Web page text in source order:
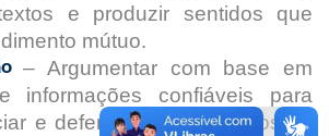
e produzir sentidos que
mútuo.
– Argumentar com base em
informações confiáveis para
e defender ideias, pontos de